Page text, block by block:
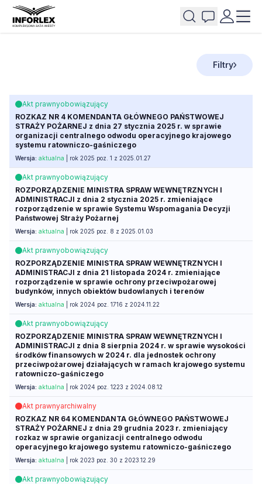
Filtry
Akt prawnyobowiązujący
ROZKAZ NR 4 KOMENDANTA GŁÓWNEGO PAŃSTWOWEJ
STRAŻY POŻARNEJ z dnia 27 stycznia 2025 r. w sprawie
organizacji centralnego odwodu operacyjnego krajowego
systemu ratowniczo-gaśniczego
Wersja: aktualna | rok 2025 poz. 1 z 2025.01.27
Akt prawnyobowiązujący
ROZPORZĄDZENIE MINISTRA SPRAW WEWNĘTRZNYCH I
ADMINISTRACJI z dnia 2 stycznia 2025 r. zmieniające
rozporządzenie w sprawie Systemu Wspomagania Decyzji
Państwowej Straży Pożarnej
Wersja: aktualna | rok 2025 poz. 8 z 2025.01.03
Akt prawnyobowiązujący
ROZPORZĄDZENIE MINISTRA SPRAW WEWNĘTRZNYCH I
ADMINISTRACJI z dnia 21 listopada 2024 r. zmieniające
rozporządzenie w sprawie ochrony przeciwpożarowej
budynków, innych obiektów budowlanych i terenów
Wersja: aktualna | rok 2024 poz. 1716 z 2024.11.22
Akt prawnyobowiązujący
ROZPORZĄDZENIE MINISTRA SPRAW WEWNĘTRZNYCH I
ADMINISTRACJI z dnia 8 sierpnia 2024 r. w sprawie wysokości
środków finansowych w 2024 r. dla jednostek ochrony
przeciwpożarowej działających w ramach krajowego systemu
ratowniczo-gaśniczego
Wersja: aktualna | rok 2024 poz. 1223 z 2024.08.12
Akt prawnyarchiwalny
ROZKAZ NR 64 KOMENDANTA GŁÓWNEGO PAŃSTWOWEJ
STRAŻY POŻARNEJ z dnia 29 grudnia 2023 r. zmieniający
rozkaz w sprawie organizacji centralnego odwodu
operacyjnego krajowego systemu ratowniczo-gaśniczego
Wersja: aktualna | rok 2023 poz. 30 z 2023.12.29
Akt prawnyobowiązujący